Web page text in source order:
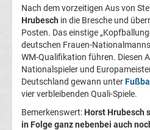
Champions
League
Ergebnisse
Europa
Nach dem vorzeitigen Aus von
Hrubesch in die Bresche und
Posten. Das einstige
deutschen Frauen-
WM-Qualifikation führen. Diesen
Nationalspieler und
Deutschland gewann unter
vier verbleibenden Quali-Spiele.
Bemerkenswert: Horst Hrubesch
in Folge ganz nebenbei auch